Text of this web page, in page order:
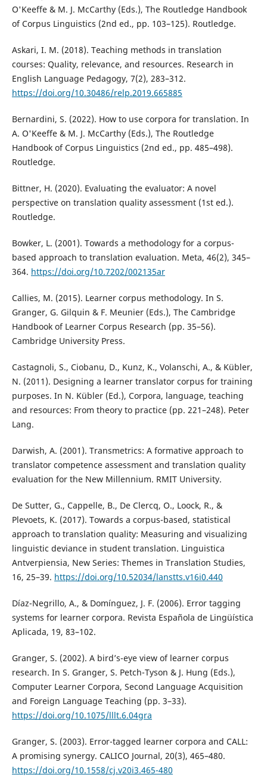
O'Keeffe & M. J. McCarthy (Eds.), The Routledge Handbook
of Corpus Linguistics (2nd ed., pp. 103–125). Routledge.
Askari, I. M. (2018). Teaching methods in translation
courses: Quality, relevance, and resources. Research in
English Language Pedagogy, 7(2), 283–312.
https://doi.org/10.30486/relp.2019.665885
Bernardini, S. (2022). How to use corpora for translation. In
A. O'Keeffe & M. J. McCarthy (Eds.), The Routledge
Handbook of Corpus Linguistics (2nd ed., pp. 485–498).
Routledge.
Bittner, H. (2020). Evaluating the evaluator: A novel
perspective on translation quality assessment (1st ed.).
Routledge.
Bowker, L. (2001). Towards a methodology for a corpus-
based approach to translation evaluation. Meta, 46(2), 345–
364. https://doi.org/10.7202/002135ar
Callies, M. (2015). Learner corpus methodology. In S.
Granger, G. Gilquin & F. Meunier (Eds.), The Cambridge
Handbook of Learner Corpus Research (pp. 35–56).
Cambridge University Press.
Castagnoli, S., Ciobanu, D., Kunz, K., Volanschi, A., & Kübler,
N. (2011). Designing a learner translator corpus for training
purposes. In N. Kübler (Ed.), Corpora, language, teaching
and resources: From theory to practice (pp. 221–248). Peter
Lang.
Darwish, A. (2001). Transmetrics: A formative approach to
translator competence assessment and translation quality
evaluation for the New Millennium. RMIT University.
De Sutter, G., Cappelle, B., De Clercq, O., Loock, R., &
Plevoets, K. (2017). Towards a corpus-based, statistical
approach to translation quality: Measuring and visualizing
linguistic deviance in student translation. Linguistica
Antverpiensia, New Series: Themes in Translation Studies,
16, 25–39. https://doi.org/10.52034/lanstts.v16i0.440
Díaz-Negrillo, A., & Domínguez, J. F. (2006). Error tagging
systems for learner corpora. Revista Española de Lingüística
Aplicada, 19, 83–102.
Granger, S. (2002). A bird’s-eye view of learner corpus
research. In S. Granger, S. Petch-Tyson & J. Hung (Eds.),
Computer Learner Corpora, Second Language Acquisition
and Foreign Language Teaching (pp. 3–33).
https://doi.org/10.1075/lllt.6.04gra
Granger, S. (2003). Error-tagged learner corpora and CALL:
A promising synergy. CALICO Journal, 20(3), 465–480.
https://doi.org/10.1558/cj.v20i3.465-480